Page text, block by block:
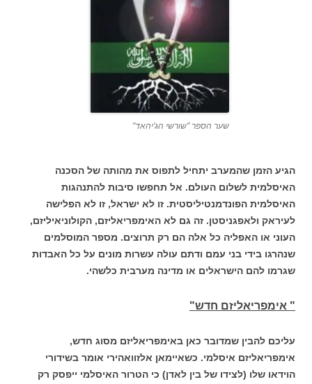
שער הספר "שורשי הג'יהאד"
הגיע הזמן שהמערב יתחיל לתפוס את מהותה של הסכנה
האיסלמית לשלום העולם. אל תחפשו סיבות להתנהגות
האיסלמית הפונדמנטיליסטית. זו לא ישראל, זו לא הפלישה
לעיראק ולאפגניסטן. זה גם לא האימפריאליזם, הקולוניאיליזם,
העוני או האפליה כל אלה הם רק תרוצים. מספר המוסלמים
שנהרגו בידי בני עמם ודתם עולה עשרות מונים על כל האבדות
שגרמו להם הישראלים או מדינה מערבית כלשהי.
" אימפריאליזם חדש"
עליכם להבין שמדובר כאן באימפריאליזם מסוג חדש,
אימפריאליזם איסלמי. כשאיימאן אלזוואהירי אומר בשידורי
הוידאו שלו (לצידו של בין לאדן) כי הטרור האיסלמי ייפסק רק